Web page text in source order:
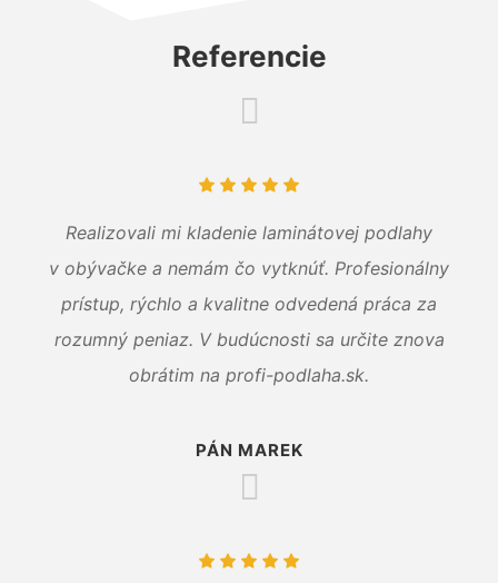
Referencie
Realizovali mi kladenie laminátovej podlahy
v obývačke a nemám čo vytknúť. Profesionálny
prístup, rýchlo a kvalitne odvedená práca za
rozumný peniaz. V budúcnosti sa určite znova
obrátim na profi-podlaha.sk.
PÁN MAREK